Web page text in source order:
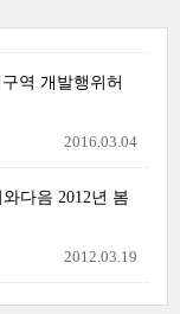
역 개발행위허
2016.03.04
다음 2012년 봄
2012.03.19